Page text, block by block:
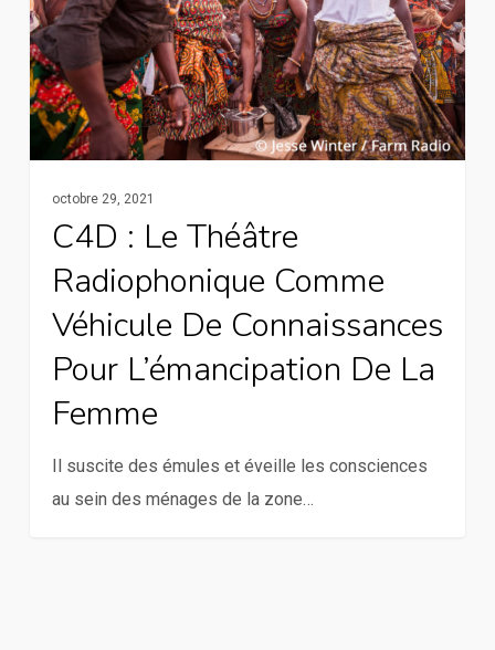
comme
véhicule
de
connaissances
pour
femme
octobre 29, 2021
C4D : Le Théâtre
Radiophonique Comme
Véhicule De Connaissances
Pour L’émancipation De La
Femme
Il suscite des émules et éveille les consciences
au sein des ménages de la zone…